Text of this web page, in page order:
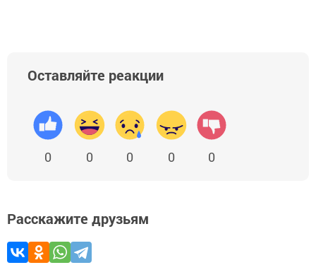
Оставляйте реакции
0 0 0 0 0
Расскажите друзьям